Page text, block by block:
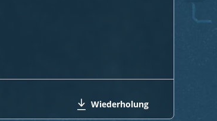
Wiederholung